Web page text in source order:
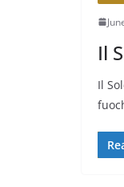
Il
Il